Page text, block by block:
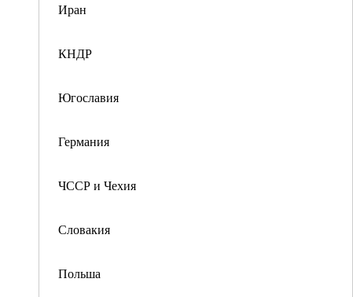
Иран
КНДР
Югославия
Германия
ЧССР и Чехия
Словакия
Польша